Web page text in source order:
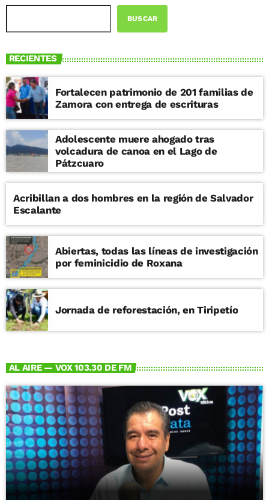
BUSCAR
RECIENTES
Fortalecen patrimonio de 201 familias de
Zamora con entrega de escrituras
Adolescente muere ahogado tras
volcadura de canoa en el Lago de
Pátzcuaro
Acribillan a dos hombres en la región de Salvador
Escalante
Abiertas, todas las líneas de investigación
por feminicidio de Roxana
Jornada de reforestación, en Tiripetío
AL AIRE — VOX 103.30 DE FM